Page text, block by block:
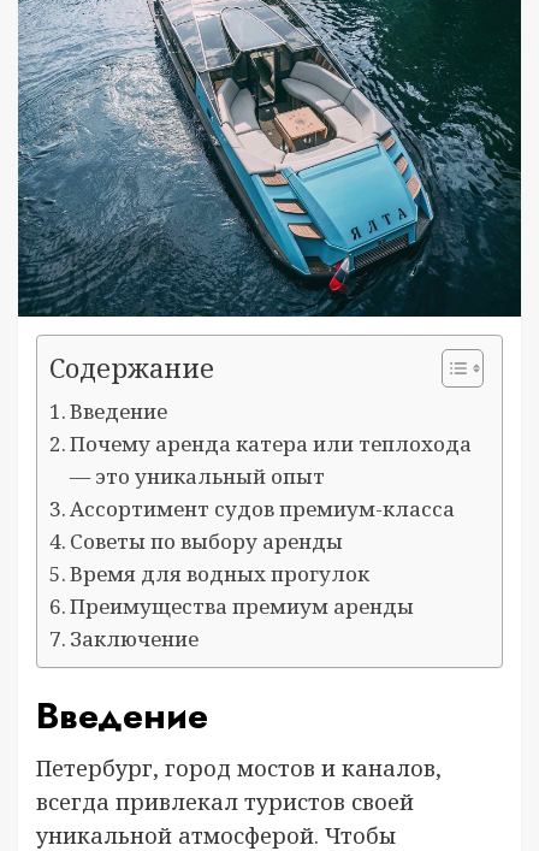
Содержание
Введение
Почему аренда катера или теплохода
— это уникальный опыт
Ассортимент судов премиум-класса
Советы по выбору аренды
Время для водных прогулок
Преимущества премиум аренды
Заключение
Введение
Петербург, город мостов и каналов,
всегда привлекал туристов своей
уникальной атмосферой. Чтобы